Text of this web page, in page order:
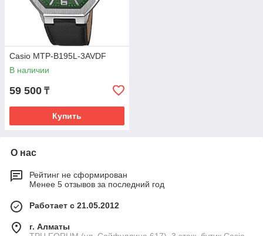
Casio MTP-B195L-3AVDF
В наличии
59 500 ₸
Купить
О нас
Рейтинг не сформирован
Менее 5 отзывов за последний год
Работает с 21.05.2012
г. Алматы